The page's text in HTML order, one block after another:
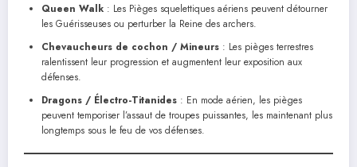
Queen Walk : Les Pièges squelettiques aériens peuvent détourner
les Guérisseuses ou perturber la Reine des archers.
Chevaucheurs de cochon / Mineurs : Les pièges terrestres
ralentissent leur progression et augmentent leur exposition aux
défenses.
Dragons / Électro-Titanides : En mode aérien, les pièges
peuvent temporiser l’assaut de troupes puissantes, les maintenant plus
longtemps sous le feu de vos défenses.